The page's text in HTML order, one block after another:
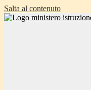
Salta al contenuto